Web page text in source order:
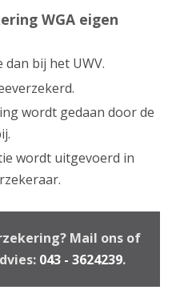
WGA eigen
bij het UWV.
wordt gedaan door de
wordt uitgevoerd in
Mail ons of
043 - 3624239.